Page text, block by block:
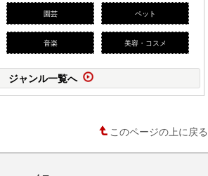
園芸 ペット
音楽 美容・コスメ
ジャンル一覧へ
このページの上に戻る